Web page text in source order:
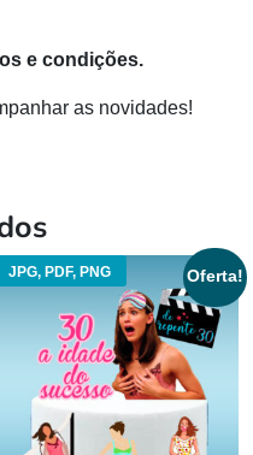
e condições.
as novidades!
JPG, PDF, PNG Oferta!